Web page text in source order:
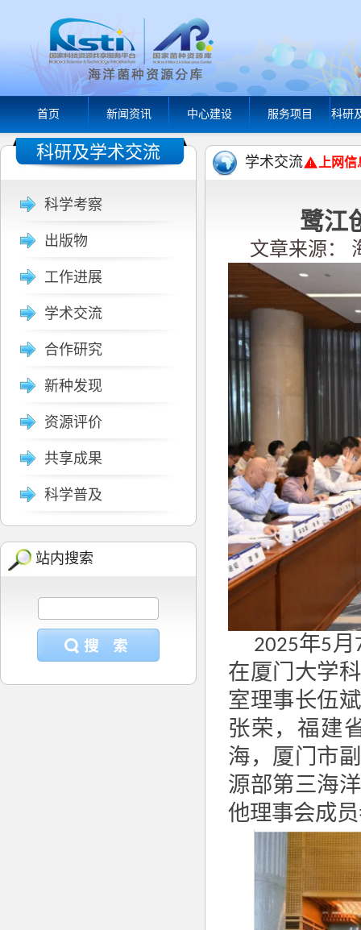
首页 新闻资讯 中心建设 服务项目 科研
科研及学术交流
科学考察
出版物
工作进展
学术交流
合作研究
新种发现
资源评价
共享成果
科学普及
站内搜索
学术交流 上网
鹭江
文章来源：
2025年5月
在厦门大学
室理事长伍
张荣，福建
海，厦门市
源部第三海
他理事会成